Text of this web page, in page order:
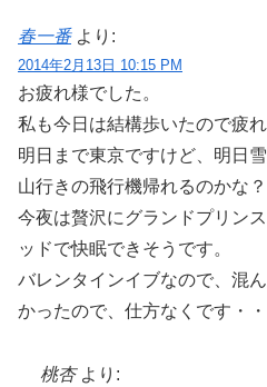
春一番 より:
2014年2月13日 10:15 PM
お疲れ様でした。
私も今日は結構歩いたので疲れ
明日まで東京ですけど、明日
山行きの飛行機帰れるのかな？
今夜は贅沢にグランドプリン
ッドで快眠できそうです。
バレンタインイブなので、混
かったので、仕方なくです・・
桃杏 より: